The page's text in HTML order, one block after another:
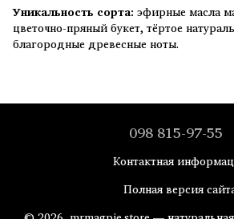
Уникальность сорта: эфирные масла
цветочно-пряный букет, тёртое
благородные древесные ноты.
098 815-97-55
Контактная
Полная версия